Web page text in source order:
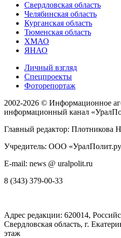
Свердловская область
Челябинская область
Курганская область
Тюменская область
ХМАО
ЯНАО
Личный взгляд
Спецпроекты
Фоторепортаж
2002-2026 © Информационное
информационный канал
Главный редактор: Плотникова
Учредитель: ООО
E-mail: news @ uralpolit.ru
8 (343) 379-00-33
Адрес редакции: 620014,
Свердловская область, г.
этаж